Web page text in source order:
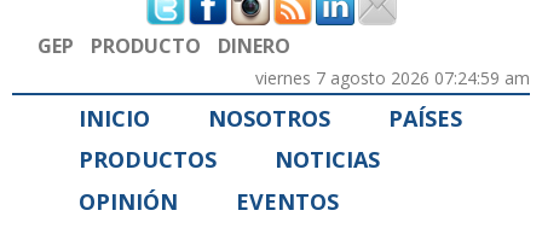
GEP PRODUCTO DINERO
viernes 7 agosto 2026 07:24:59 am
INICIO NOSOTROS
PAÍSES
PRODUCTOS
NOTICIAS
OPINIÓN
EVENTOS